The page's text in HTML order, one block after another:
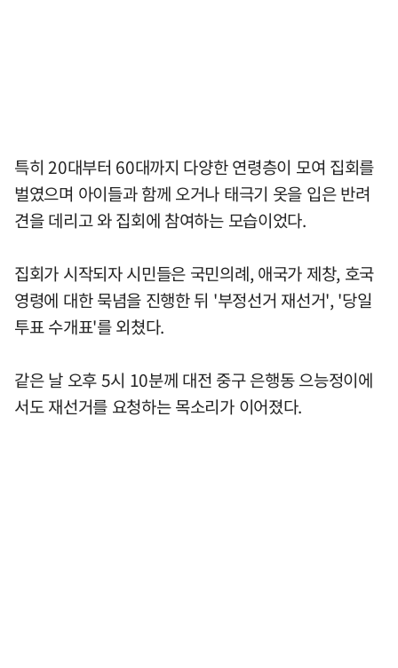
특히 20대부터 60대까지 다양한 연령층이 모여 집회를
벌였으며 아이들과 함께 오거나 태극기 옷을 입은 반려
견을 데리고 와 집회에 참여하는 모습이었다.
집회가 시작되자 시민들은 국민의례, 애국가 제창, 호국
영령에 대한 묵념을 진행한 뒤 '부정선거 재선거', '당일
투표 수개표'를 외쳤다.
같은 날 오후 5시 10분께 대전 중구 은행동 으능정이에
서도 재선거를 요청하는 목소리가 이어졌다.